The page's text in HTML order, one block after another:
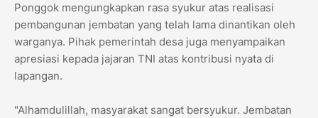
Ponggok mengungkapkan rasa syukur atas realisasi
pembangunan jembatan yang telah lama dinantikan oleh
warganya. Pihak pemerintah desa juga menyampaikan
apresiasi kepada jajaran TNI atas kontribusi nyata di
lapangan.
​"Alhamdulillah, masyarakat sangat bersyukur. Jembatan